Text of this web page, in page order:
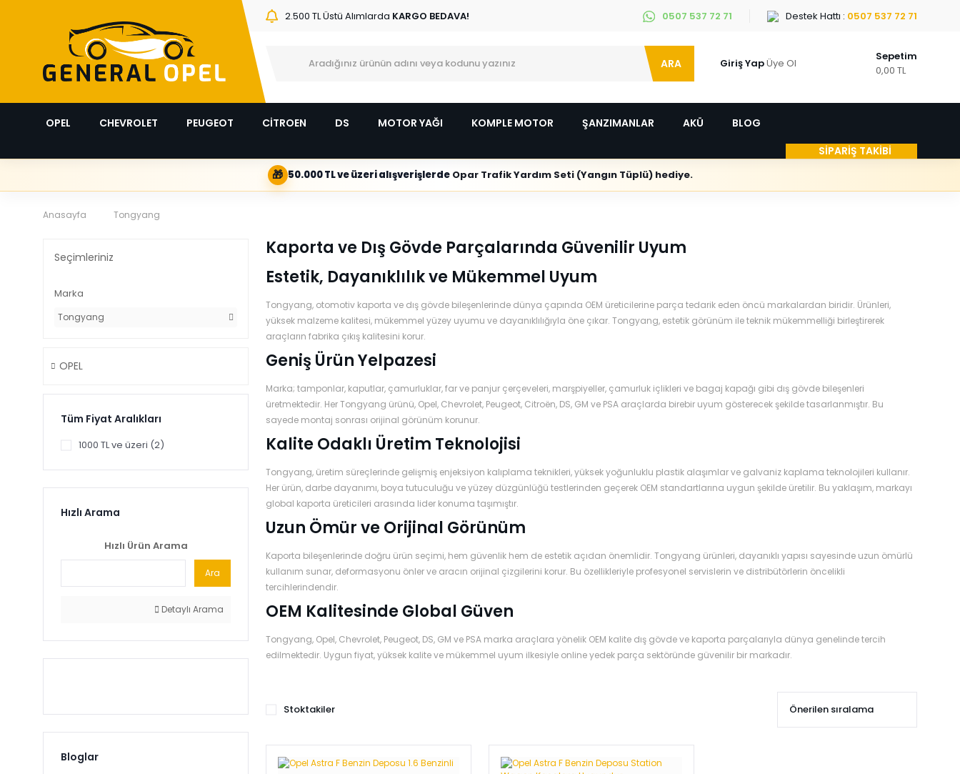
2.500 TL Üstü Alımlarda KARGO BEDAVA! 0507 537 72 71 Destek Hattı : 0507 537 72 71
ARA Giriş YapÜye Ol
Sepetim
0,00 TL
OPEL CHEVROLET PEUGEOT CİTROEN DS MOTOR YAĞI KOMPLE MOTOR ŞANZIMANLAR AKÜ
BLOG
SİPARİŞ TAKİBİ
🎁 50.000 TL ve üzeri alışverişlerdeOpar Trafik Yardım Seti (Yangın Tüplü) hediye.
Anasayfa Tongyang
Seçimleriniz
Marka
Tongyang
OPEL
Tüm Fiyat Aralıkları
1000 TL ve üzeri (2)
Hızlı Arama
Hızlı Ürün Arama
Ara
Detaylı Arama
Bloglar
Kaporta ve Dış Gövde Parçalarında Güvenilir Uyum
Estetik, Dayanıklılık ve Mükemmel Uyum
Tongyang, otomotiv kaporta ve dış gövde bileşenlerinde dünya çapında OEM üreticilerine parça tedarik eden öncü markalardan biridir. Ürünleri,
yüksek malzeme kalitesi, mükemmel yüzey uyumu ve dayanıklılığıyla öne çıkar. Tongyang, estetik görünüm ile teknik mükemmelliği birleştirerek
araçların fabrika çıkış kalitesini korur.
Geniş Ürün Yelpazesi
Marka; tamponlar, kaputlar, çamurluklar, far ve panjur çerçeveleri, marşpiyeller, çamurluk içlikleri ve bagaj kapağı gibi dış gövde bileşenleri
üretmektedir. Her Tongyang ürünü, Opel, Chevrolet, Peugeot, Citroën, DS, GM ve PSA araçlarda birebir uyum gösterecek şekilde tasarlanmıştır. Bu
sayede montaj sonrası orijinal görünüm korunur.
Kalite Odaklı Üretim Teknolojisi
Tongyang, üretim süreçlerinde gelişmiş enjeksiyon kalıplama teknikleri, yüksek yoğunluklu plastik alaşımlar ve galvaniz kaplama teknolojileri kullanır.
Her ürün, darbe dayanımı, boya tutuculuğu ve yüzey düzgünlüğü testlerinden geçerek OEM standartlarına uygun şekilde üretilir. Bu yaklaşım, markayı
global kaporta üreticileri arasında lider konuma taşımıştır.
Uzun Ömür ve Orijinal Görünüm
Kaporta bileşenlerinde doğru ürün seçimi, hem güvenlik hem de estetik açıdan önemlidir. Tongyang ürünleri, dayanıklı yapısı sayesinde uzun ömürlü
kullanım sunar, deformasyonu önler ve aracın orijinal çizgilerini korur. Bu özellikleriyle profesyonel servislerin ve distribütörlerin öncelikli
tercihlerindendir.
OEM Kalitesinde Global Güven
Tongyang, Opel, Chevrolet, Peugeot, DS, GM ve PSA marka araçlara yönelik OEM kalite dış gövde ve kaporta parçalarıyla dünya genelinde tercih
edilmektedir. Uygun fiyat, yüksek kalite ve mükemmel uyum ilkesiyle online yedek parça sektöründe güvenilir bir markadır.
Stoktakiler